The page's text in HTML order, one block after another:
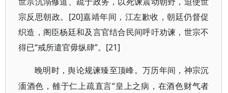
宗反思朝政。[20]嘉靖年间，江左歉收，朝廷仍督促
织造，阁臣杨廷和及言官结合民间呼吁劝谏，世宗不
得已“戒所遣官毋纵肆”。[21]
晚明时，舆论规谏臻至顶峰。万历年间，神宗沉
湎酒色，雒于仁上疏直言“皇上之病，在酒色财气者